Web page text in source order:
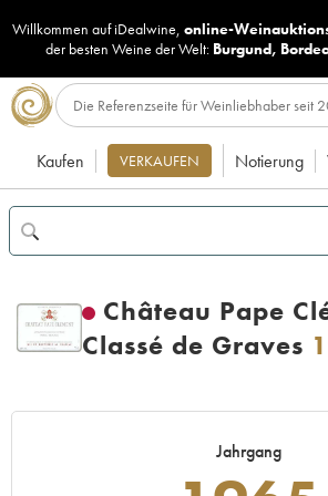
Willkommen auf iDealwine, online-
der besten Weine der Welt: Burgund,
Kaufen VERKAUFEN Notierung
Château Pape
Classé de Graves
Jahrgang